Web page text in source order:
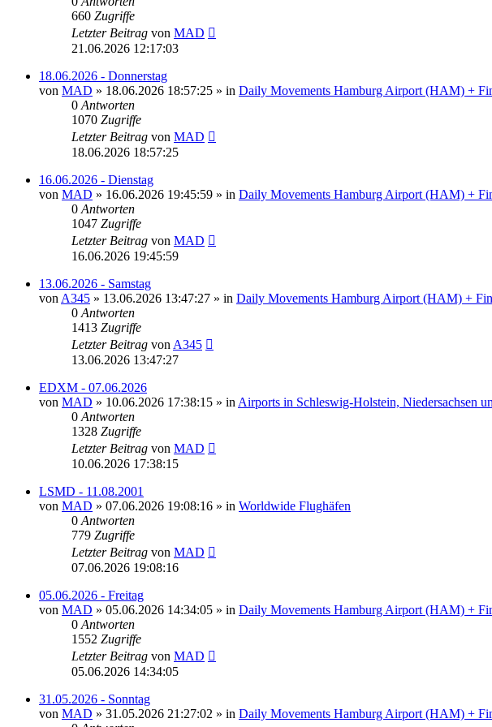
660 Zugriffe
Letzter Beitrag von MAD
21.06.2026 12:17:03
18.06.2026 - Donnerstag
von MAD » 18.06.2026 18:57:25 » in Daily Movements Hamburg Airport (HAM) +
0 Antworten
1070 Zugriffe
Letzter Beitrag von MAD
18.06.2026 18:57:25
16.06.2026 - Dienstag
von MAD » 16.06.2026 19:45:59 » in Daily Movements Hamburg Airport (HAM) +
0 Antworten
1047 Zugriffe
Letzter Beitrag von MAD
16.06.2026 19:45:59
13.06.2026 - Samstag
von A345 » 13.06.2026 13:47:27 » in Daily Movements Hamburg Airport (HAM) +
0 Antworten
1413 Zugriffe
Letzter Beitrag von A345
13.06.2026 13:47:27
EDXM - 07.06.2026
von MAD » 10.06.2026 17:38:15 » in Airports in Schleswig-Holstein, Niedersachsen
0 Antworten
1328 Zugriffe
Letzter Beitrag von MAD
10.06.2026 17:38:15
LSMD - 11.08.2001
von MAD » 07.06.2026 19:08:16 » in Worldwide Flughäfen
0 Antworten
779 Zugriffe
Letzter Beitrag von MAD
07.06.2026 19:08:16
05.06.2026 - Freitag
von MAD » 05.06.2026 14:34:05 » in Daily Movements Hamburg Airport (HAM) +
0 Antworten
1552 Zugriffe
Letzter Beitrag von MAD
05.06.2026 14:34:05
31.05.2026 - Sonntag
von MAD » 31.05.2026 21:27:02 » in Daily Movements Hamburg Airport (HAM) +